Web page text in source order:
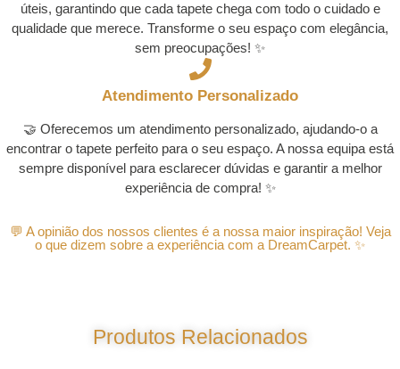
úteis, garantindo que cada tapete chega com todo o cuidado e
qualidade que merece. Transforme o seu espaço com elegância,
sem preocupações! ✨
Atendimento Personalizado
🤝 Oferecemos um atendimento personalizado, ajudando-o a
encontrar o tapete perfeito para o seu espaço. A nossa equipa está
sempre disponível para esclarecer dúvidas e garantir a melhor
experiência de compra! ✨
💬 A opinião dos nossos clientes é a nossa maior inspiração! Veja
o que dizem sobre a experiência com a DreamCarpet. ✨
Produtos Relacionados